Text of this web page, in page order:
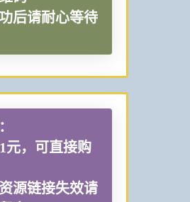
后请耐心等待
，可直接购
源链接失效请